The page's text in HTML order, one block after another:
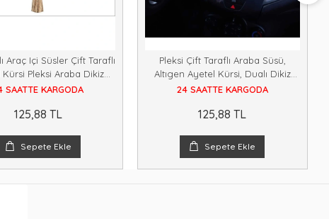
Araç Içi Süsler Çift Taraflı
Pleksi Araba Dikiz
Aynası Süsü
SAATTE KARGODA
125,88 TL
Sepete Ekle
Pleksi Çift Taraflı Araba Süsü,
Altıgen Ayetel Kürsi, Dualı Dikiz
Aynası Süsü, Pleksi Süs
24 SAATTE KARGODA
125,88 TL
Sepete Ekle